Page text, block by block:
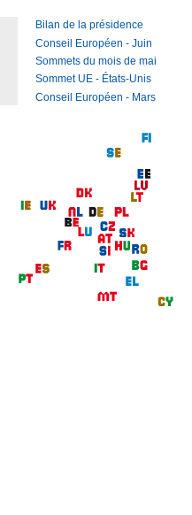
Bilan de la présidence
Conseil Européen - Juin
Sommets du mois de mai
Sommet UE - États-Unis
Conseil Européen - Mars